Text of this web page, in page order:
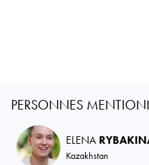
PERSONNES
ELENA
Kazakhstan